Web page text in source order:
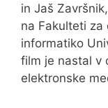
in Jaš
na Fakulteti za
informatiko
film je nastal v
elektronske